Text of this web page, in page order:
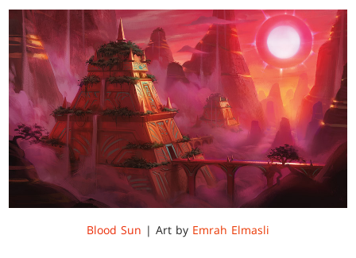
Blood Sun | Art by Emrah Elmasli